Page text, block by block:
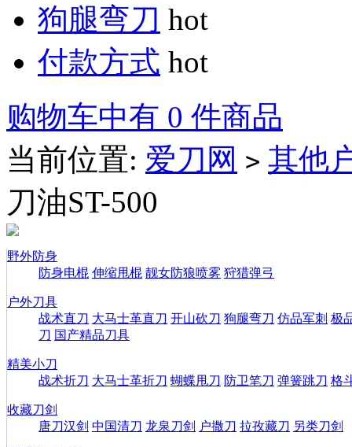
狗腿弯刀 hot
付款方式 hot
购物车中有 0 件商品
当前位置: 爱刀网 > 其他
刀油ST-500
野外防身
防身电棍 伸缩甩棍 靓女防狼喷雾 狩猎弹弓
户外刀具
战术直刀 大马士革直刀 开山砍刀 狗腿弯刀 仿品军刺 极
刀 国产精品刀具
精美小刀
战术折刀 大马士革折刀 蝴蝶甩刀 防卫笔刀 弹簧跳刀 格
收藏刀剑
唐刀汉剑 中国清刀 龙泉刀剑 户撒刀 拉孜藏刀 另类刀剑